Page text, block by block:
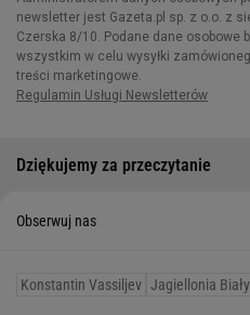
Dziękujemy za przeczytanie
Obserwuj nas
Konstantin Vassiljev Jagiellonia